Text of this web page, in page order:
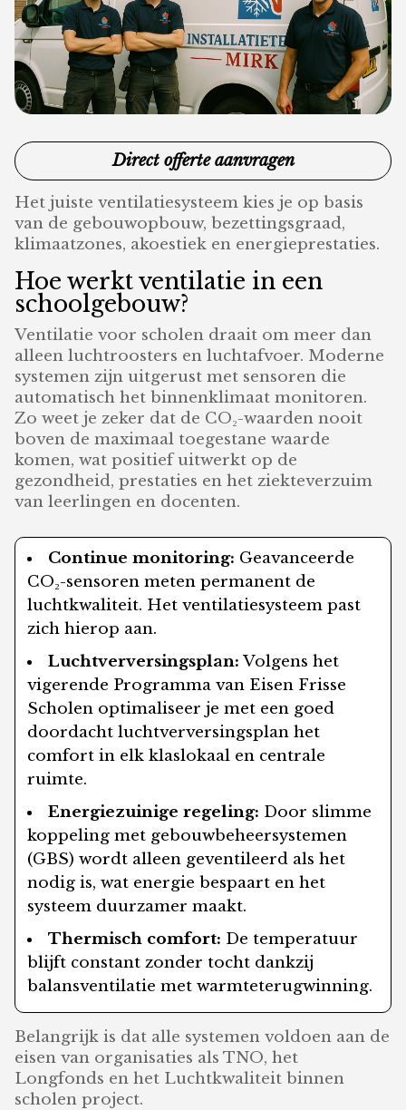
Direct offerte aanvragen
Het juiste ventilatiesysteem kies je op basis
van de gebouwopbouw, bezettingsgraad,
klimaatzones, akoestiek en energieprestaties.
Hoe werkt ventilatie in een
schoolgebouw?
Ventilatie voor scholen draait om meer dan
alleen luchtroosters en luchtafvoer. Moderne
systemen zijn uitgerust met sensoren die
automatisch het binnenklimaat monitoren.
Zo weet je zeker dat de CO₂-waarden nooit
boven de maximaal toegestane waarde
komen, wat positief uitwerkt op de
gezondheid, prestaties en het ziekteverzuim
van leerlingen en docenten.
Continue monitoring: Geavanceerde
CO₂-sensoren meten permanent de
luchtkwaliteit. Het ventilatiesysteem past
zich hierop aan.
Luchtverversingsplan: Volgens het
vigerende Programma van Eisen Frisse
Scholen optimaliseer je met een goed
doordacht luchtverversingsplan het
comfort in elk klaslokaal en centrale
ruimte.
Energiezuinige regeling: Door slimme
koppeling met gebouwbeheersystemen
(GBS) wordt alleen geventileerd als het
nodig is, wat energie bespaart en het
systeem duurzamer maakt.
Thermisch comfort: De temperatuur
blijft constant zonder tocht dankzij
balansventilatie met warmteterugwinning.
Belangrijk is dat alle systemen voldoen aan de
eisen van organisaties als TNO, het
Longfonds en het Luchtkwaliteit binnen
scholen project.